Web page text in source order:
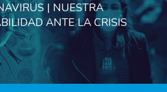
| NUESTRA
ANTE LA CRISIS